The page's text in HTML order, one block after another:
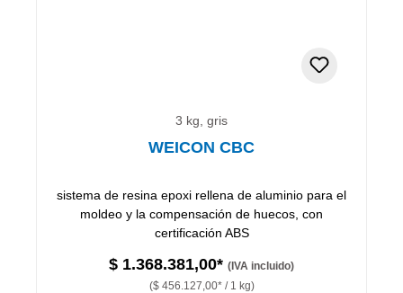
3 kg, gris
WEICON CBC
sistema de resina epoxi rellena de aluminio para el
moldeo y la compensación de huecos, con
certificación ABS
$ 1.368.381,00* (IVA incluido)
($ 456.127,00* / 1 kg)